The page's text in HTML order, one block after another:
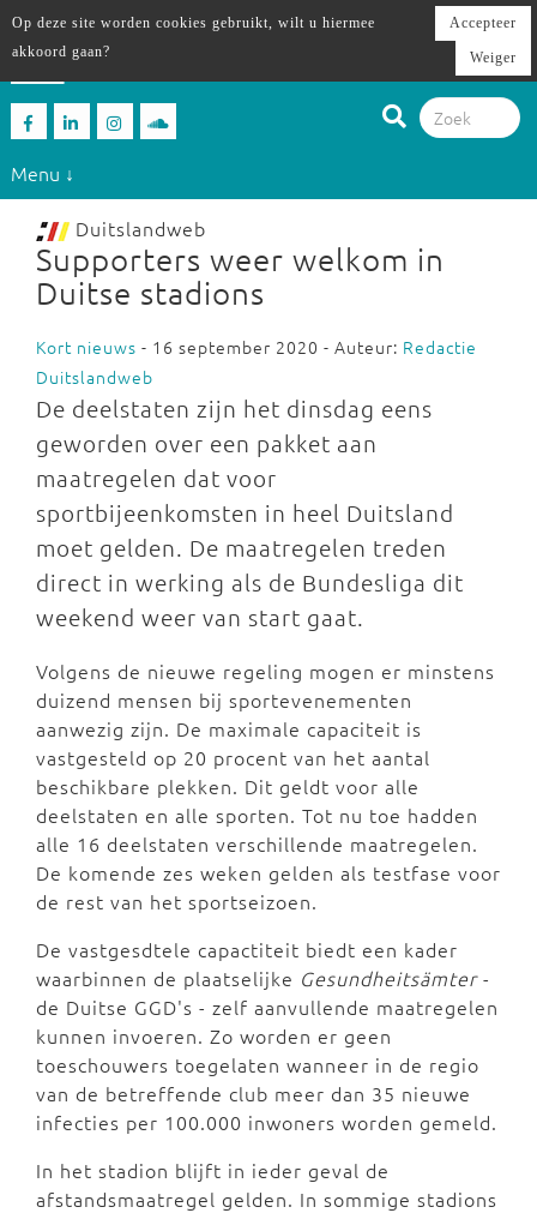
Menu ↓
Duitslandweb
Supporters weer welkom in
Duitse stadions
Kort nieuws - 16 september 2020 - Auteur: Redactie
Duitslandweb
De deelstaten zijn het dinsdag eens
geworden over een pakket aan
maatregelen dat voor
sportbijeenkomsten in heel Duitsland
moet gelden. De maatregelen treden
direct in werking als de Bundesliga dit
weekend weer van start gaat.
Volgens de nieuwe regeling mogen er minstens
duizend mensen bij sportevenementen
aanwezig zijn. De maximale capaciteit is
vastgesteld op 20 procent van het aantal
beschikbare plekken. Dit geldt voor alle
deelstaten en alle sporten. Tot nu toe hadden
alle 16 deelstaten verschillende maatregelen.
De komende zes weken gelden als testfase voor
de rest van het sportseizoen.
De vastgesdtele capactiteit biedt een kader
waarbinnen de plaatselijke Gesundheitsämter-
de Duitse GGD's - zelf aanvullende maatregelen
kunnen invoeren. Zo worden er geen
toeschouwers toegelaten wanneer in de regio
van de betreffende club meer dan 35 nieuwe
infecties per 100.000 inwoners worden gemeld.
In het stadion blijft in ieder geval de
afstandsmaatregel gelden. In sommige stadions
Op deze site worden cookies gebruikt, wilt u hiermee
akkoord gaan?
Accepteer
Weiger